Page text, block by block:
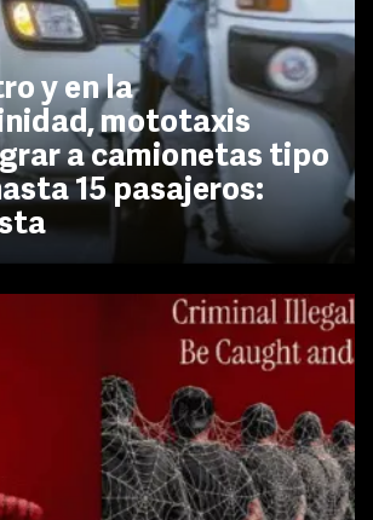
y en la
mototaxis
a camionetas tipo
15 pasajeros: